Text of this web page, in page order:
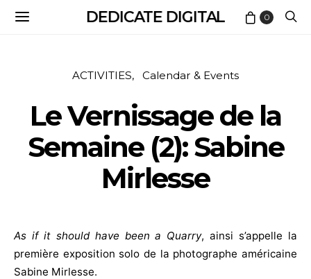
DEDICATE DIGITAL 0
ACTIVITIES Calendar & Events
Le Vernissage de la
Semaine (2): Sabine
Mirlesse
As if it should have been a Quarry, ainsi s’appelle la
première exposition solo de la photographe américaine
Sabine Mirlesse.